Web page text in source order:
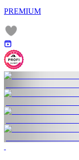
PREMIUM